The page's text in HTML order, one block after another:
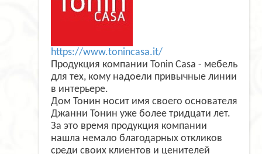
https://www.tonincasa.it/
Продукция компании Tonin Casa - мебель
для тех, кому надоели привычные линии
в интерьере.
Дом Тонин носит имя своего основателя
Джанни Тонин уже более тридцати лет.
За это время продукция компании
нашла немало благодарных откликов
среди своих клиентов и ценителей